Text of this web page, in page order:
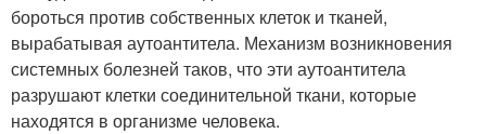
бороться против собственных клеток и тканей,
вырабатывая аутоантитела. Механизм возникновения
системных болезней таков, что эти аутоантитела
разрушают клетки соединительной ткани, которые
находятся в организме человека.